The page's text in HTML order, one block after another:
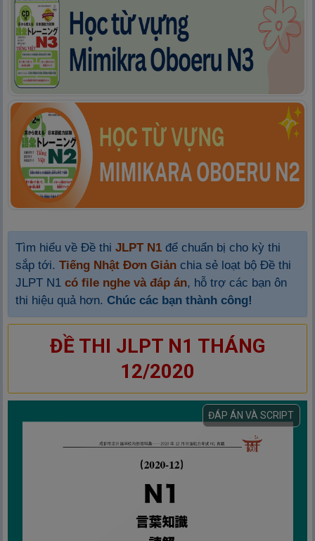
Tìm hiểu về Đề thiJLPT N1 để chuẩn bị cho kỳ thi
sắp tới.Tiếng Nhật Đơn Giản chia sẻ loạt bộ Đề thi
JLPT N1có file nghe và đáp án, hỗ trợ các bạn ôn
thi hiệu quả hơn.Chúc các bạn thành công!
ĐỀ THI JLPT N1 THÁNG
12/2020
ĐÁP ÁN VÀ SCRIPT